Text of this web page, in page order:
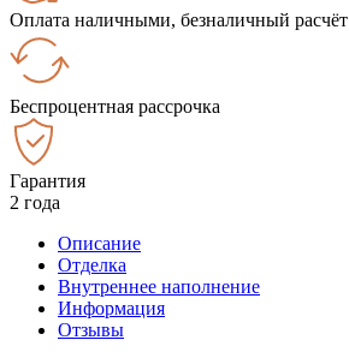
Оплата наличными, безналичный расчёт
Беспроцентная рассрочка
Гарантия
2 года
Описание
Отделка
Внутреннее наполнение
Информация
Отзывы